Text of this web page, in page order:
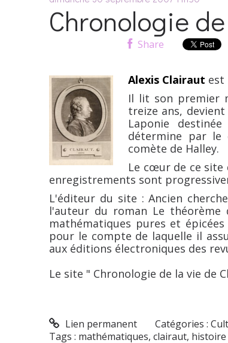
Chronologie
Share
Alexis Clairaut est
Il lit son premier
treize ans,
Laponie
détermine par
comète de Halley.
Le cœur de ce site
enregistrements sont
L'éditeur du site : Ancien
l'auteur du roman Le
mathématiques pures et
pour le compte de laquelle il
aux éditions électroniques des
Le site " Chronologie de la vie de
Lien permanent Catégories :
Tags : mathématiques, clairaut, histoire